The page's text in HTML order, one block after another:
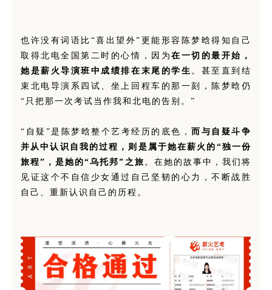
也许没有词语比“喜出望外”更能形容陈梦晗得知自己
取得北电全国第二时的心情，因为在一切的最开始，
她是薪火导演班中成绩排在末尾的学生 。甚至直到结
束北电导演系四试、坐上回程车的那一刻，陈梦晗仍
“只把那一次考试当作我和北电的告别。”
“自疑”是陈梦晗整个艺考经历的底色，而与自疑斗争
并从中认识自我的过程，则是属于她在薪火的“独一份
旅程”，是她的“乌托邦”之旅 。在她的故事中，我们将
见证这个不自信少女通过自己坚韧的心力，不断战胜
自己、重新认识自己的历程。